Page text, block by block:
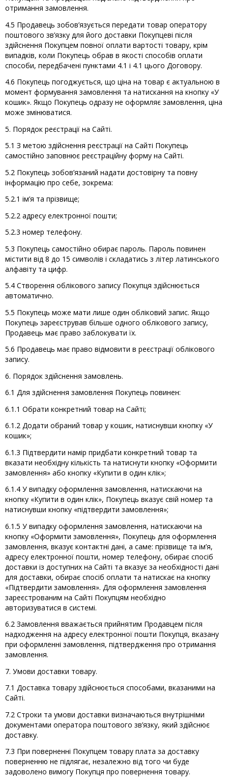
отримання замовлення.
4.5 Продавець зобов’язується передати товар оператору
поштового зв’язку для його доставки Покупцеві після
здійснення Покупцем повної оплати вартості товару, крім
випадків, коли Покупець обрав в якості способів оплати
способи, передбачені пунктами 4.1 і 4.1 цього Договору.
4.6 Покупець погоджується, що ціна на товар є актуальною в
момент формування замовлення та натискання на кнопку «У
кошик». Якщо Покупець одразу не оформляє замовлення, ціна
може змінюватися.
5. Порядок реєстрації на Сайті.
5.1 З метою здійснення реєстрації на Сайті Покупець
самостійно заповнює реєстраційну форму на Сайті.
5.2 Покупець зобов’язаний надати достовірну та повну
інформацію про себе, зокрема:
5.2.1 ім’я та прізвище;
5.2.2 адресу електронної пошти;
5.2.3 номер телефону.
5.3 Покупець самостійно обирає пароль. Пароль повинен
містити від 8 до 15 символів і складатись з літер латинського
алфавіту та цифр.
5.4 Створення облікового запису Покупця здійснюється
автоматично.
5.5 Покупець може мати лише один обліковий запис. Якщо
Покупець зареєстрував більше одного облікового запису,
Продавець має право заблокувати їх.
5.6 Продавець має право відмовити в реєстрації облікового
запису.
6. Порядок здійснення замовлень.
6.1 Для здійснення замовлення Покупець повинен:
6.1.1 Обрати конкретний товар на Сайті;
6.1.2 Додати обраний товар у кошик, натиснувши кнопку «У
кошик»;
6.1.3 Підтвердити намір придбати конкретний товар та
вказати необхідну кількість та натиснути кнопку «Оформити
замовлення» або кнопку «Купити в один клік»;
6.1.4 У випадку оформлення замовлення, натискаючи на
кнопку «Купити в один клік», Покупець вказує свій номер та
натиснувши кнопку «підтвердити замовлення»;
6.1.5 У випадку оформлення замовлення, натискаючи на
кнопку «Оформити замовлення», Покупець для оформлення
замовлення, вказує контактні дані, а саме: прізвище та ім’я,
адресу електронної пошти, номер телефону, обирає спосіб
доставки із доступних на Сайті та вказує за необхідності дані
для доставки, обирає спосіб оплати та натискає на кнопку
«Підтвердити замовлення». Для оформлення замовлення
зареєстрованим на Сайті Покупцям необхідно
авторизуватися в системі.
6.2 Замовлення вважається прийнятим Продавцем після
надходження на адресу електронної пошти Покупця, вказану
при оформленні замовлення, підтвердження про отримання
замовлення.
7. Умови доставки товару.
7.1 Доставка товару здійснюється способами, вказаними на
Сайті.
7.2 Строки та умови доставки визначаються внутрішніми
документами оператора поштового зв’язку, який здійснює
доставку.
7.3 При поверненні Покупцем товару плата за доставку
поверненню не підлягає, незалежно від того чи буде
задоволено вимогу Покупця про повернення товару.